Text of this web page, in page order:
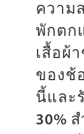
ความ
พักตก
เสื้อผ้
ของช้
นี้และ
30%